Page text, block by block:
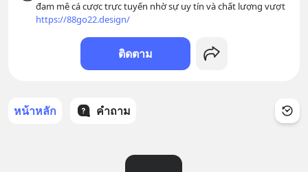
https://88go22.design/
ติดตาม
หน้าหลัก คำถาม